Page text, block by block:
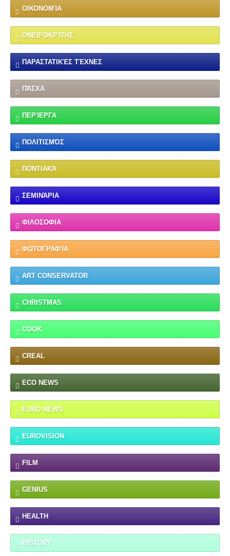
ΟΙΚΟΝΟΜΊΑ
ΟΝΕΙΡΟΚΡΊΤΗΣ
ΠΑΡΑΣΤΑΤΙΚΈΣ ΤΈΧΝΕΣ
ΠΆΣΧΑ
ΠΕΡΊΕΡΓΑ
ΠΟΛΙΤΙΣΜΌΣ
ΠΟΝΤΙΑΚΆ
ΣΕΜΙΝΆΡΙΑ
ΦΙΛΟΣΟΦΙΑ
ΦΩΤΟΓΡΑΦΊΑ
ART CONSERVATOR
CHRISTMAS
COOK
CREAL
ECO NEWS
EURO NEWS
EUROVISION
FILM
GENIUS
HEALTH
HISTORY